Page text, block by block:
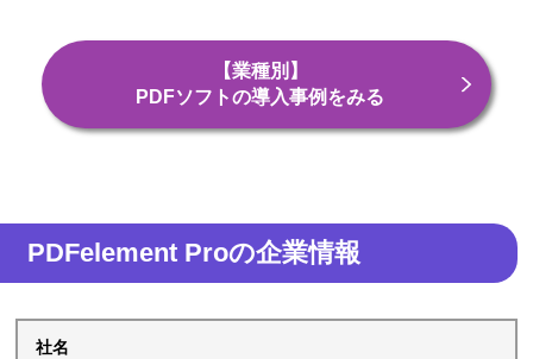
【業種別】
PDFソフトの導入事例をみる
PDFelement Proの企業情報
社名